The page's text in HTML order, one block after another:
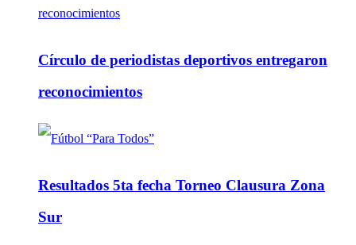
Círculo de periodistas deportivos entregaron
reconocimientos
Resultados 5ta fecha Torneo Clausura Zona
Sur